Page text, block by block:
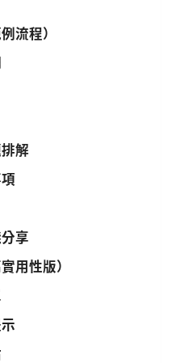
流程）
解
享
用性版）